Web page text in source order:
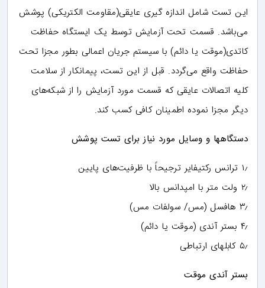
این تست شامل اندازه گیری عایقی(مقاومت الکتریکی) پوشش
می‌باشد. قسمت تحت آزمایش توسط یک ایستگاه حفاظت
کاتدی(موقت یا دائم) با سیستم جریان اعمالی بطور مجزا تحت
حفاظت واقع می‌گردد. قبل از این تست، پیمانکار از سلامت
کلیه اتصالات عایقی که قسمت مورد آزمایش را از شبکه‌های
دیگر مجزا نموده اطمینان کافی کسب کند.
دستگاهها و وسایل مورد نیاز برای تست پوشش
۱٫ ترانس رکتیفایر ترجیحاً با ظرفیت‌های پایین
۲٫ ولت متر با امپدانس بالا
۳٫ هافسل (مس/ سولفات مس)
۴٫ بستر آندی (موقت یا دائم)
۵٫ کابلهای ارتباطی
بستر آندی موقت